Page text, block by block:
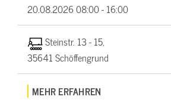
20.08.202608:00 - 16:00
Steinstr. 13 - 15,
35641 Schöffengrund
MEHR ERFAHREN